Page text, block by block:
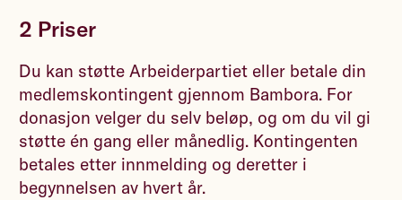
2 Priser
Du kan støtte Arbeiderpartiet eller betale din
medlemskontingent gjennom Bambora. For
donasjon velger du selv beløp, og om du vil gi
støtte én gang eller månedlig. Kontingenten
betales etter innmelding og deretter i
begynnelsen av hvert år.